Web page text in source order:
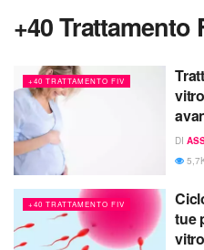
+40 Trattamento
+40 TRATTAMENTO FIV
DI
+40 TRATTAMENTO FIV
tue